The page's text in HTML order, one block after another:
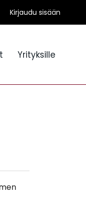
Kirjaudu sisään
Yrityksille